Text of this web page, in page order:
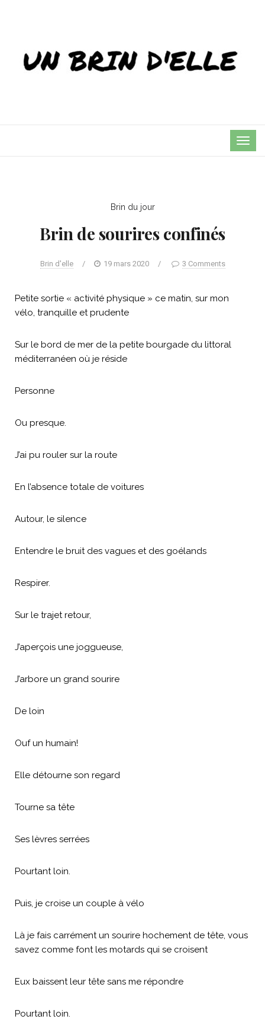
Brin du jour
Brin de sourires confinés
Brin d'elle / 19 mars 2020 / 3 Comments
Petite sortie « activité physique » ce matin, sur mon
vélo, tranquille et prudente
Sur le bord de mer de la petite bourgade du littoral
méditerranéen où je réside
Personne
Ou presque.
J’ai pu rouler sur la route
En l’absence totale de voitures
Autour, le silence
Entendre le bruit des vagues et des goélands
Respirer.
Sur le trajet retour,
J’aperçois une joggueuse,
J’arbore un grand sourire
De loin
Ouf un humain!
Elle détourne son regard
Tourne sa tête
Ses lèvres serrées
Pourtant loin.
Puis, je croise un couple à vélo
Là je fais carrément un sourire hochement de tête, vous
savez comme font les motards qui se croisent
Eux baissent leur tête sans me répondre
Pourtant loin.